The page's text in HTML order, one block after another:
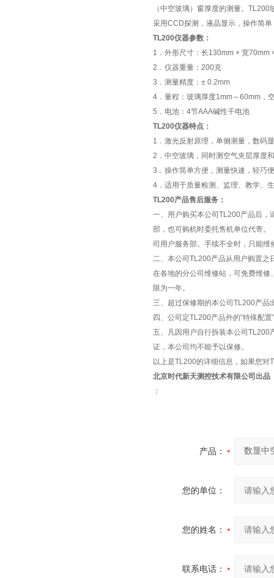
（中空玻璃）窗厚度的测量。
采用CCD探测，液晶显示，操作简
TL200仪器参数：
1．外形尺寸：长130mm × 宽70mm
2．仪器重量：200克
3．测量精度：± 0.2mm
4．量程：玻璃厚度1mm～60mm，
5．电池：4节AAA碱性干电池
TL200仪器特点：
1．激光反射原理，单侧测量，数码
2．中空玻璃，同时测空气夹层厚度
3．操作简单方便，测量快速，轻巧
4．适用于质量检测、监理、教学、
TL200产品售后服务 ：
一、用户购买本公司TL200产品后，
部，也可购机时委托售机单位代寄
司用户服务部。手续不全时，只能维
二、本公司TL200产品从用户购置之
在各地的分公司维修站，可免费维
限为一年。
三、超过保修期的本公司TL200产品
四、公司定TL200产品外的“特殊配
五、凡因用户自行拆装本公司TL200
证，本公司均不能予以保修。
以上是TL200的详细信息，如果您
北京时代新天测控技术有限公司出品
：
产品：
您的单位：
您的姓名：
联系电话：